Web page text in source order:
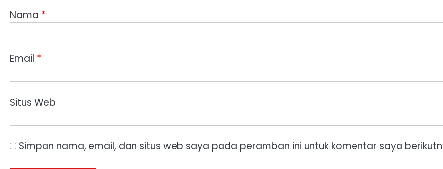
Nama *
Email *
Situs Web
Simpan nama, email, dan situs web saya pada peramban ini untuk komentar saya